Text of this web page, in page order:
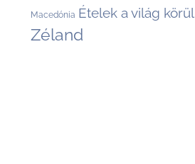
Macedónia Ételek a világ körül
Zéland